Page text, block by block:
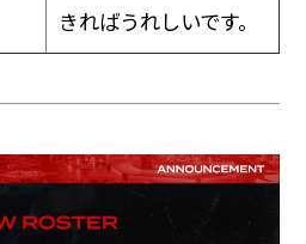
きればうれしいです。